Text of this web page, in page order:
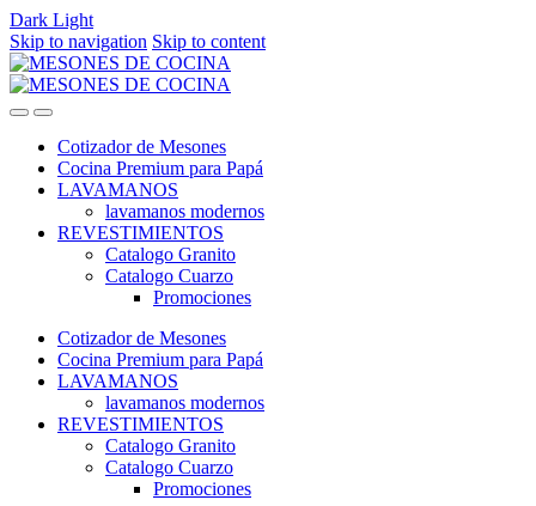
Dark Light
Skip to navigation Skip to content
Cotizador de Mesones
Cocina Premium para Papá
LAVAMANOS
lavamanos modernos
REVESTIMIENTOS
Catalogo Granito
Catalogo Cuarzo
Promociones
Cotizador de Mesones
Cocina Premium para Papá
LAVAMANOS
lavamanos modernos
REVESTIMIENTOS
Catalogo Granito
Catalogo Cuarzo
Promociones